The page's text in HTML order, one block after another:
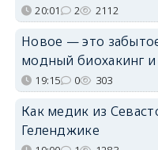
20:01 2 2112
Новое — это
модный биохакинг и
19:15 0 303
Как медик из
Геленджике